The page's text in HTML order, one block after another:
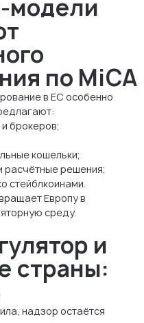
модели
по MiCA
в ЕС особенно
брокеров;
кошельки;
расчётные решения;
стейблкоинами.
Европу в
среду.
и
страны:
надзор остаётся